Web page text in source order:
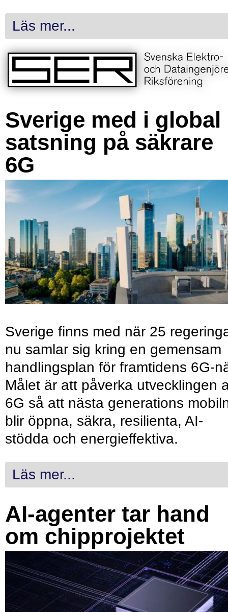
Läs mer...
Sverige med i global
satsning på säkrare
6G
Sverige finns med när 25
nu samlar sig kring en gemensam
handlingsplan för framtidens 6G-
Målet är att påverka utvecklingen
6G så att nästa generations
blir öppna, säkra, resilienta, AI-
stödda och energieffektiva.
Läs mer...
AI-agenter tar hand
om chipprojektet